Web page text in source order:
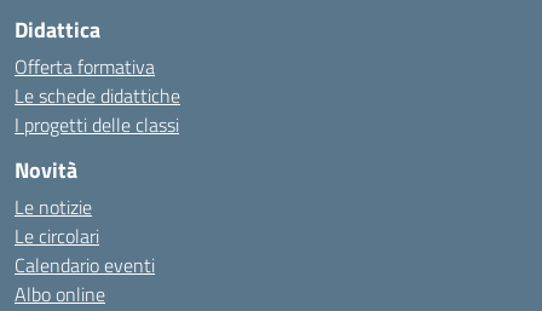
Didattica
Offerta formativa
Le schede didattiche
I progetti delle classi
Novità
Le notizie
Le circolari
Calendario eventi
Albo online